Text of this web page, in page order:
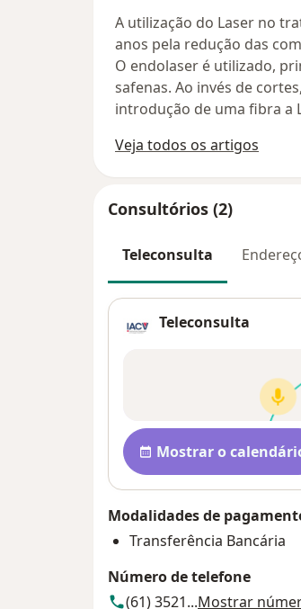
A utilização do Laser no
anos pela redução das
O endolaser é utilizado,
safenas. Ao invés de
introdução de uma fibra a
Veja todos os artigos
Consultórios (2)
Teleconsulta
Teleconsulta
Disponibilidade
Mostrar o
Modalidades de
Transferência Bancária
Número de telefone
(61) 3521...Mostrar